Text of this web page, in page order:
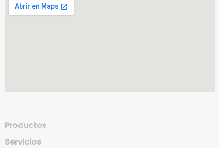
Productos
Servicios